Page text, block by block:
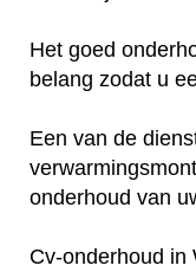
Het goed
belang zodat u
Een van de
onderhoud van
Cv-onderhoud in